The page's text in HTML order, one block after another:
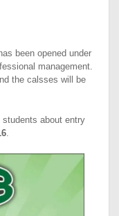
been opened under
management.
the calsses will be
students about entry
.